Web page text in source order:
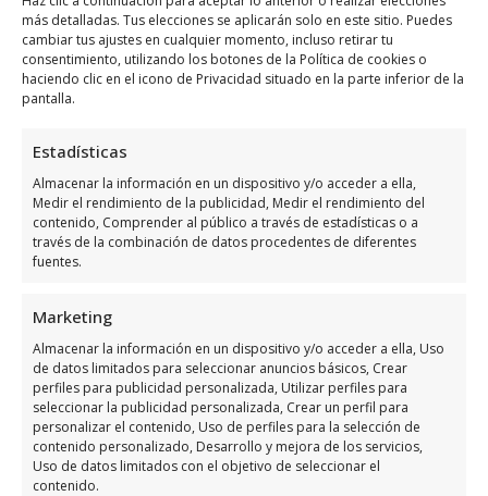
más detalladas. Tus elecciones se aplicarán solo en este sitio. Puedes
cambiar tus ajustes en cualquier momento, incluso retirar tu
consentimiento, utilizando los botones de la Política de cookies o
haciendo clic en el icono de Privacidad situado en la parte inferior de la
pantalla.
Estadísticas
Almacenar la información en un dispositivo y/o acceder a ella,
Medir el rendimiento de la publicidad, Medir el rendimiento del
contenido, Comprender al público a través de estadísticas o a
través de la combinación de datos procedentes de diferentes
fuentes.
Marketing
Almacenar la información en un dispositivo y/o acceder a ella, Uso
de datos limitados para seleccionar anuncios básicos, Crear
perfiles para publicidad personalizada, Utilizar perfiles para
seleccionar la publicidad personalizada, Crear un perfil para
personalizar el contenido, Uso de perfiles para la selección de
contenido personalizado, Desarrollo y mejora de los servicios,
Uso de datos limitados con el objetivo de seleccionar el
contenido.
Llamar Ahora
Como llegar a Cajero Euro
Cajero Euro Automatic Cash
ubicado en Av. de la Playa, 17, 03189
Orihuela, Alicante, España, utiliza el
siguiente mapa para ubicarlos:
Haz clic para aceptar márketing cookies y
habilitar este contenido